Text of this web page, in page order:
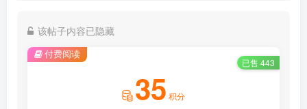
该帖子内容已隐藏
付费阅读
已售 443
35 积分